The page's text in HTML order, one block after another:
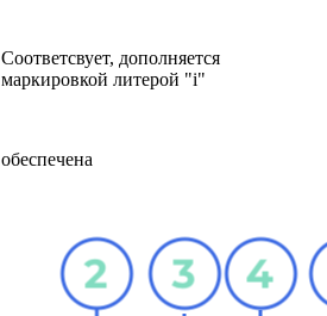
Соответсвует, дополняется
маркировкой литерой "i"
обеспечена